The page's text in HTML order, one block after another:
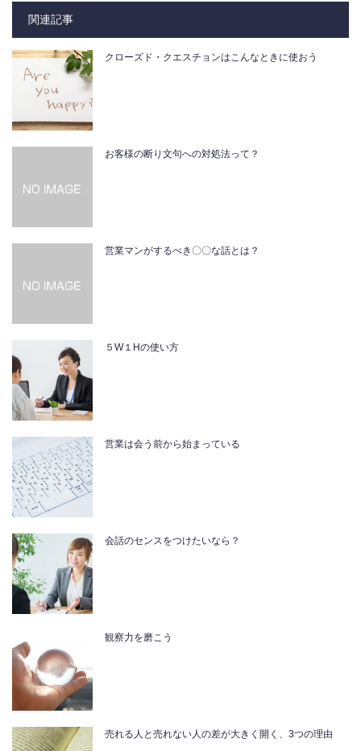
関連記事
クローズド・クエスチョンはこんなときに使おう
お客様の断り文句への対処法って？
営業マンがするべき〇〇な話とは？
５W１Hの使い方
営業は会う前から始まっている
会話のセンスをつけたいなら？
観察力を磨こう
売れる人と売れない人の差が大きく開く、3つの理由